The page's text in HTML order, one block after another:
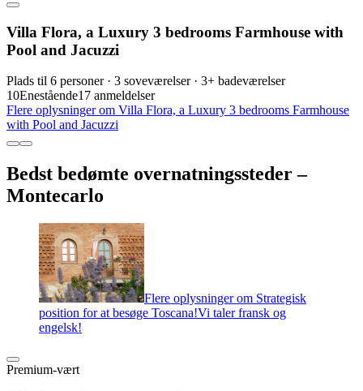
Villa Flora, a Luxury 3 bedrooms Farmhouse with
Pool and Jacuzzi
Plads til 6 personer · 3 soveværelser · 3+ badeværelser
10Enestående17 anmeldelser
Flere oplysninger om Villa Flora, a Luxury 3 bedrooms Farmhouse
with Pool and Jacuzzi
Bedst bedømte overnatningssteder –
Montecarlo
Flere oplysninger om Strategisk
position for at besøge Toscana!Vi taler fransk og
engelsk!
Premium-vært